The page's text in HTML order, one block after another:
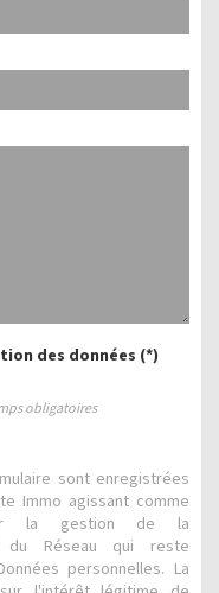
des données (*)
obligatoires
sont enregistrées
Immo agissant comme
la gestion de la
du Réseau qui reste
personnelles. La